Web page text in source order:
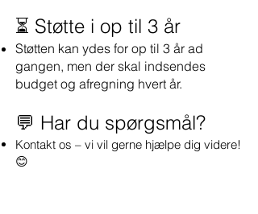
⏳ Støtte i op til 3 år
Støtten kan ydes for op til 3 år ad
gangen, men der skal indsendes
budget og afregning hvert år.
💬 Har du spørgsmål?
Kontakt os – vi vil gerne hjælpe dig videre!
😊